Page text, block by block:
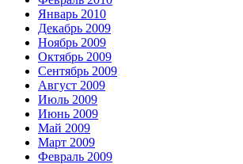
Январь 2010
Декабрь 2009
Ноябрь 2009
Октябрь 2009
Сентябрь 2009
Август 2009
Июль 2009
Июнь 2009
Май 2009
Март 2009
Февраль 2009